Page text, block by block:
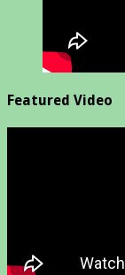
Featured Video